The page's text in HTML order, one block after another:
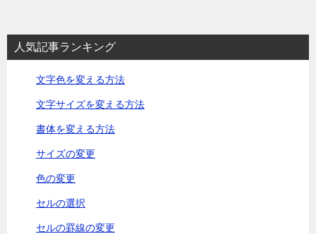
ビ
ゲ
人気記事ランキング
文字色を変える方法
文字サイズを変える方法
書体を変える方法
サイズの変更
色の変更
セルの選択
セルの罫線の変更